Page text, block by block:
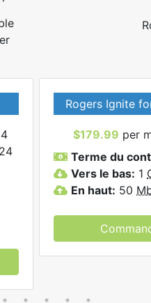
Rogers Ignite
$179.99 per
Terme du
Vers le bas: 1
En haut: 50